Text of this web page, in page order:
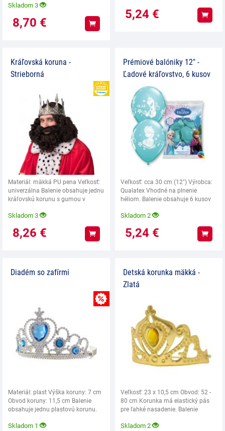
Skladom 3
8,70 € Kúpiť
5,24 € Kúpiť
Kráľovská koruna -
Strieborná
Materiál: mäkká PU pena Veľkosť:
univerzálna Balenie obsahuje jednu
kráľovskú korunu s gumou v
HEUREKA
Skladom 3
8,26 € Kúpiť
Prémiové balóniky 12" -
Ľadové kráľovstvo, 6 kusov
Veľkosť: cca 30 cm (12") Výrobca:
Qualatex Vhodné na plnenie
héliom. Balenie obsahuje 6 kusov
Skladom 2
5,24 € Kúpiť
Diadém so zafírmi
Materiál: plast Výška koruny: 7 cm
Obvod koruny: 11,5 cm Balenie
obsahuje jednu plastovú korunu.
Skladom 1
Detská korunka mäkká -
Zlatá
Veľkosť: 23 x 10,5 cm Obvod: 52 -
80 cm Korunka má elastický pás
pre ľahké nasadenie. Balenie
Skladom 2